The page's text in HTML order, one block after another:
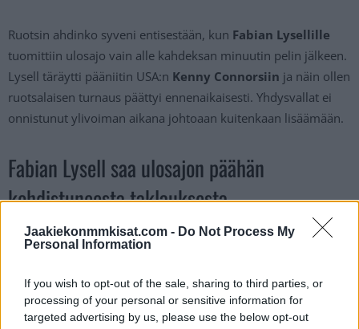
Jaakiekonmmkisat.com - Do Not Process My
Personal Information
If you wish to opt-out of the sale, sharing to third parties, or
processing of your personal or sensitive information for
targeted advertising by us, please use the below opt-out
Ruotsin ahdinko syveni entisestään, kun Fabian Lysellille
tuomittiin ulosajo vain alle kahdeksan minuutin pelin jälkeen.
Lysell täräytti pääniitin USA:n Kenny Connorsiin ja näin ollen
ruotsalaisen turnaus päättyi ennenaikaisesti. Yhdysvallat ei
onnistunut ylivoiman aikana johtoaan kuitenkaan lisäämään.
Fabian Lysell saa ulosajon päähän
kohdistuneesta taklauksesta
FABIAN LYSELL HAS BEEN ASSESSED A
CHECK TO THE HEAD ON KENNY
CONNORS.#WORLDJUNIORS